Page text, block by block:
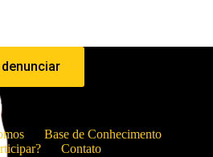
Base de Conhecimento
Contato